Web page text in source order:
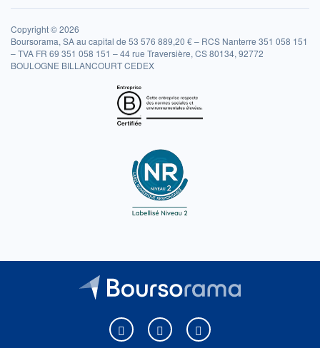
Copyright © 2026
Boursorama, SA au capital de 53 576 889,20 € – RCS Nanterre 351 058 151
– TVA FR 69 351 058 151 – 44 rue Traversière, CS 80134, 92772
BOULOGNE BILLANCOURT CEDEX
Boursorama sur Facebook
Boursorama sur XBoursorama sur